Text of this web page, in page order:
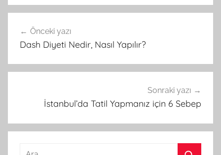
Yazı
gezinmesi
Önceki yazı
Dash Diyeti Nedir, Nasıl Yapılır?
Sonraki yazı
İstanbul’da Tatil Yapmanız için 6 Sebep